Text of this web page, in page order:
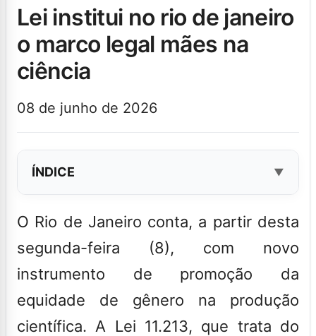
lei institui no rio de janeiro
o marco legal mães na
ciência
08 de junho de 2026
ÍNDICE
O Rio de Janeiro conta, a partir desta
segunda-feira (8), com novo
instrumento de promoção da
equidade de gênero na produção
científica. A Lei 11.213, que trata do